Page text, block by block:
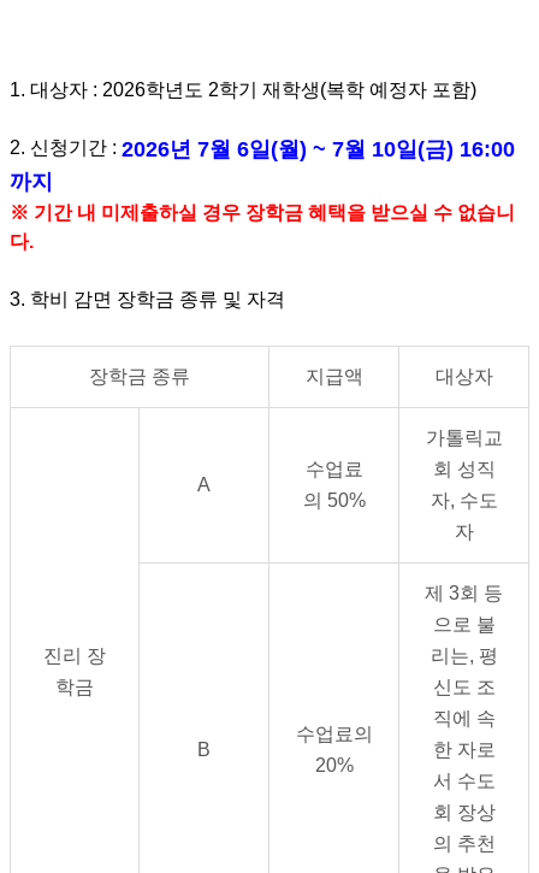
1. 대상자 : 2026학년도 2학기 재학생(복학 예정자 포함)
2. 신청기간 : 2026년 7월 6일(월) ~ 7월 10일(금) 16:00
까지
※ 기간 내 미제출하실 경우 장학금 혜택을 받으실 수 없습니
다.
3. 학비 감면 장학금 종류 및 자격
장학금 종류 지급액 대상자
진리 장
학금
A
수업료
의 50%
가톨릭교
회 성직
자, 수도
자
B
수업료의
20%
제 3회 등
으로 불
리는, 평
신도 조
직에 속
한 자로
서 수도
회 장상
의 추천